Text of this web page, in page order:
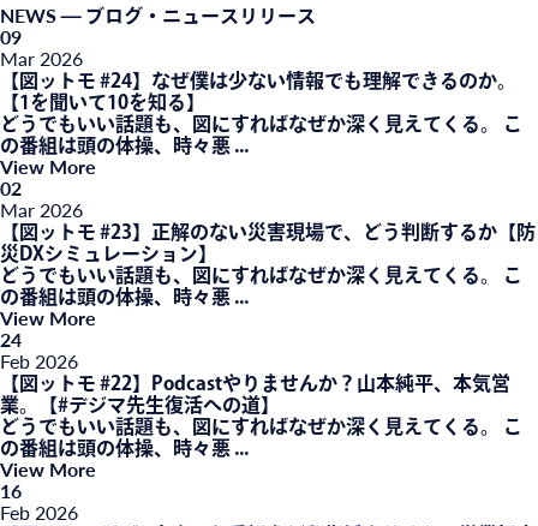
NEWS— ブログ・ニュースリリース
09
Mar2026
【図ットモ #24】なぜ僕は少ない情報でも理解できるのか。
【1を聞いて10を知る】
どうでもいい話題も、図にすればなぜか深く見えてくる。 こ
の番組は頭の体操、時々悪 ...
View More
02
Mar2026
【図ットモ #23】正解のない災害現場で、どう判断するか【防
災DXシミュレーション】
どうでもいい話題も、図にすればなぜか深く見えてくる。 こ
の番組は頭の体操、時々悪 ...
View More
24
Feb2026
【図ットモ #22】Podcastやりませんか？山本純平、本気営
業。【#デジマ先生復活への道】
どうでもいい話題も、図にすればなぜか深く見えてくる。 こ
の番組は頭の体操、時々悪 ...
View More
16
Feb2026